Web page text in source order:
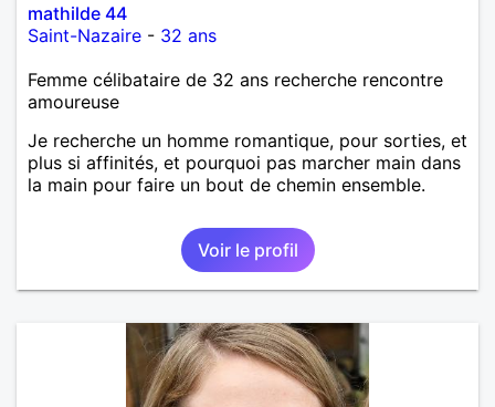
mathilde 44
Saint-Nazaire - 32 ans
Femme célibataire de 32 ans recherche rencontre
amoureuse
Je recherche un homme romantique, pour sorties, et
plus si affinités, et pourquoi pas marcher main dans
la main pour faire un bout de chemin ensemble.
Voir le profil